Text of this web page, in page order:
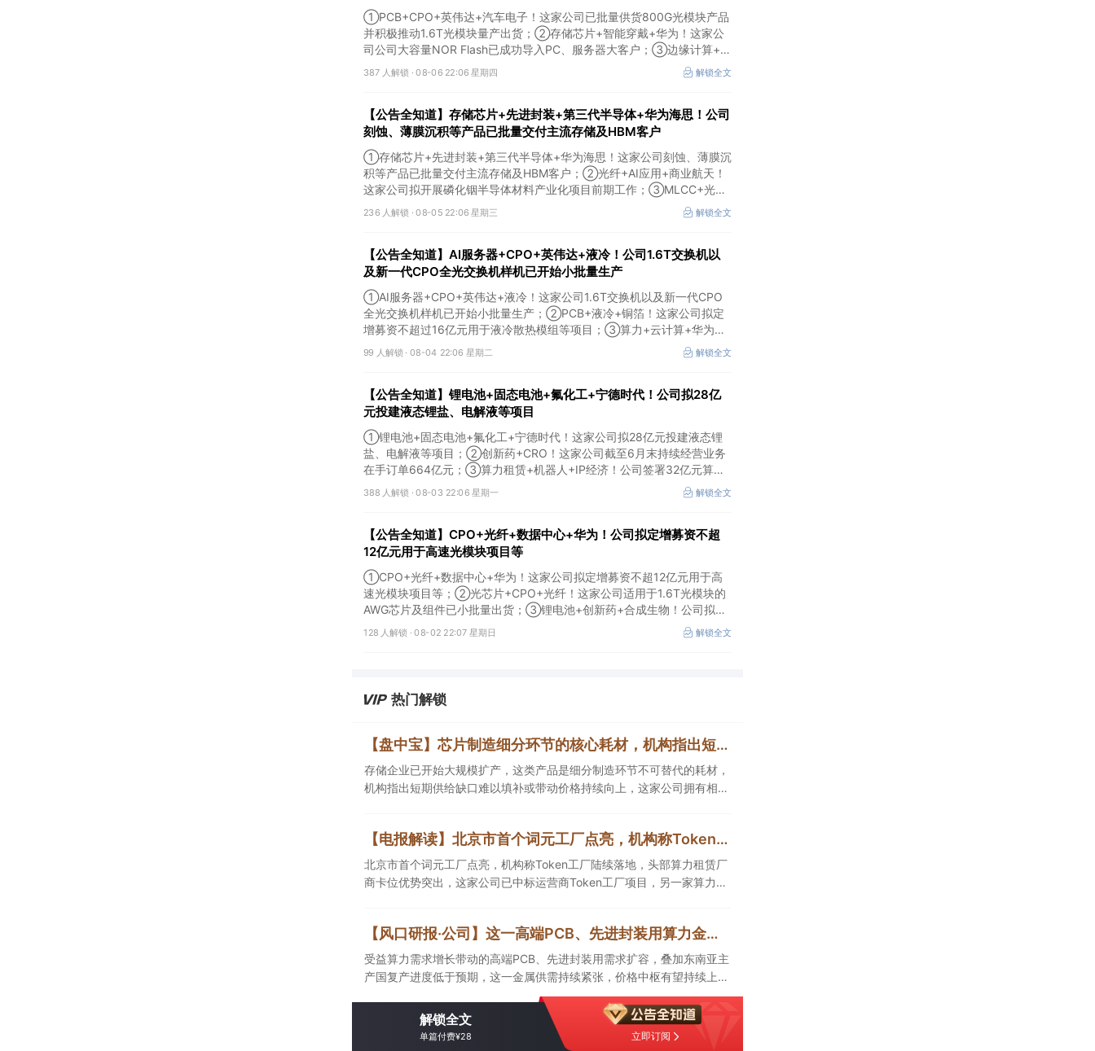
①PCB+CPO+英伟达+汽车电子！这家公司已批量供货800G光模块产品
并积极推动1.6T光模块量产出货；②存储芯片+智能穿戴+华为！这家公
司公司大容量NOR Flash已成功导入PC、服务器大客户；③边缘计算+智
慧灯杆！公司拟跨界布局固态存储标的。
387 人解锁 ·08-06 22:06 星期四 解锁全文
【公告全知道】存储芯片+先进封装+第三代半导体+华为海思！公司
刻蚀、薄膜沉积等产品已批量交付主流存储及HBM客户
①存储芯片+先进封装+第三代半导体+华为海思！这家公司刻蚀、薄膜沉
积等产品已批量交付主流存储及HBM客户；②光纤+AI应用+商业航天！
这家公司拟开展磷化铟半导体材料产业化项目前期工作；③MLCC+光模
块+商业航天+军工！公司拟定增募资不超3亿元用于MLCC相关项目。
236 人解锁 ·08-05 22:06 星期三 解锁全文
【公告全知道】AI服务器+CPO+英伟达+液冷！公司1.6T交换机以
及新一代CPO全光交换机样机已开始小批量生产
①AI服务器+CPO+英伟达+液冷！这家公司1.6T交换机以及新一代CPO
全光交换机样机已开始小批量生产；②PCB+液冷+铜箔！这家公司拟定
增募资不超过16亿元用于液冷散热模组等项目；③算力+云计算+华为鲲
鹏！公司签署超46亿元算力服务合同。
99 人解锁 · 08-04 22:06 星期二 解锁全文
【公告全知道】锂电池+固态电池+氟化工+宁德时代！公司拟28亿
元投建液态锂盐、电解液等项目
①锂电池+固态电池+氟化工+宁德时代！这家公司拟28亿元投建液态锂
盐、电解液等项目；②创新药+CRO！这家公司截至6月末持续经营业务
在手订单664亿元；③算力租赁+机器人+IP经济！公司签署32亿元算力
服务合同。
388 人解锁 ·08-03 22:06 星期一 解锁全文
【公告全知道】CPO+光纤+数据中心+华为！公司拟定增募资不超
12亿元用于高速光模块项目等
①CPO+光纤+数据中心+华为！这家公司拟定增募资不超12亿元用于高
速光模块项目等；②光芯片+CPO+光纤！这家公司适用于1.6T光模块的
AWG芯片及组件已小批量出货；③锂电池+创新药+合成生物！公司拟定
增募资不超过7亿元以切入半导体供应链。
128 人解锁 ·08-02 22:07 星期日 解锁全文
热门解锁
【盘中宝】芯片制造细分环节的核心耗材，机构指出短期供给缺口难以填补，或带动这类产品价格持续向上，这家公司拥有相关产能
存储企业已开始大规模扩产，这类产品是细分制造环节不可替代的耗材，
机构指出短期供给缺口难以填补或带动价格持续向上，这家公司拥有相关
【电报解读】北京市首个词元工厂点亮，机构称Token工厂陆续落地，头部算力租赁厂商卡位优势突出，这家公司已中标运营商Token工厂项目
北京市首个词元工厂点亮，机构称Token工厂陆续落地，头部算力租赁厂
商卡位优势突出，这家公司已中标运营商Token工厂项目，另一家算力租
【风口研报·公司】这一高端PCB、先进封装用算力金属需求持续扩容，公司产销量稳居全球第一，且量增计划稳步推进，有望充分受益价格上行
受益算力需求增长带动的高端PCB、先进封装用需求扩容，叠加东南亚主
产国复产进度低于预期，这一金属供需持续紧张，价格中枢有望持续上
移，公司自2005年以来产销量稳居全球第一，伴随矿产资源产量增长与
冶炼产能整合并举，公司市占率有望进一步提升，同时有望充分受益金属
价格上行。
解锁全文
单篇付费¥28 立即订阅